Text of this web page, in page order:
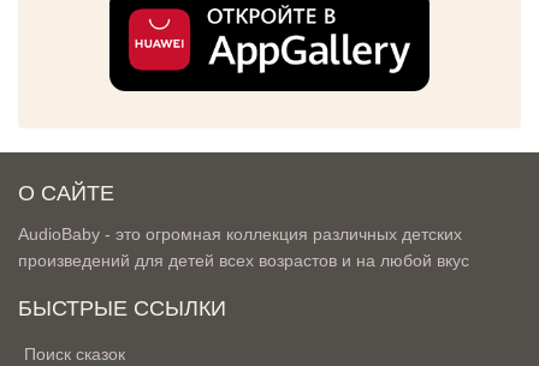
О САЙТЕ
AudioBaby - это огромная коллекция различных детских
произведений для детей всех возрастов и на любой вкус
БЫСТРЫЕ ССЫЛКИ
Поиск сказок